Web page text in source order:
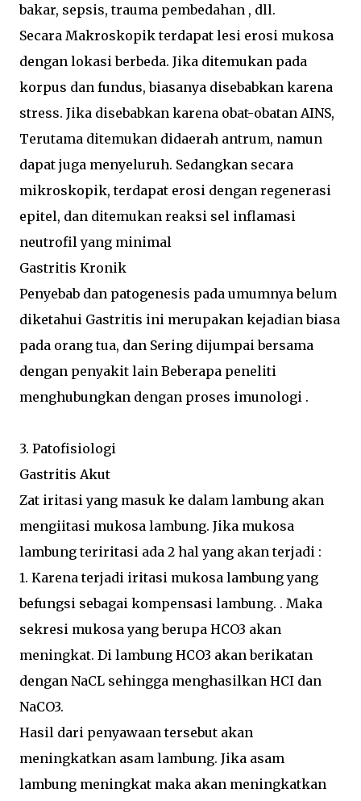
bakar, sepsis, trauma pembedahan , dll.
Secara Makroskopik terdapat lesi erosi mukosa
dengan lokasi berbeda. Jika ditemukan pada
korpus dan fundus, biasanya disebabkan karena
stress. Jika disebabkan karena obat-obatan AINS,
Terutama ditemukan didaerah antrum, namun
dapat juga menyeluruh. Sedangkan secara
mikroskopik, terdapat erosi dengan regenerasi
epitel, dan ditemukan reaksi sel inflamasi
neutrofil yang minimal
Gastritis Kronik
Penyebab dan patogenesis pada umumnya belum
diketahui Gastritis ini merupakan kejadian biasa
pada orang tua, dan Sering dijumpai bersama
dengan penyakit lain Beberapa peneliti
menghubungkan dengan proses imunologi .
3. Patofisiologi
Gastritis Akut
Zat iritasi yang masuk ke dalam lambung akan
mengiitasi mukosa lambung. Jika mukosa
lambung teriritasi ada 2 hal yang akan terjadi :
1. Karena terjadi iritasi mukosa lambung yang
befungsi sebagai kompensasi lambung. . Maka
sekresi mukosa yang berupa HCO3 akan
meningkat. Di lambung HCO3 akan berikatan
dengan NaCL sehingga menghasilkan HCI dan
NaCO3.
Hasil dari penyawaan tersebut akan
meningkatkan asam lambung. Jika asam
lambung meningkat maka akan meningkatkan